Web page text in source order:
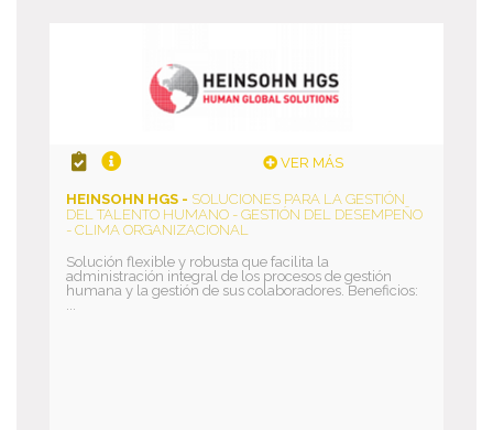
VER MÁS
HEINSOHN HGS - SOLUCIONES PARA LA GESTIÓN
DEL TALENTO HUMANO - GESTIÓN DEL DESEMPEÑO
- CLIMA ORGANIZACIONAL
Solución flexible y robusta que facilita la
administración integral de los procesos de gestión
humana y la gestión de sus colaboradores. Beneficios: